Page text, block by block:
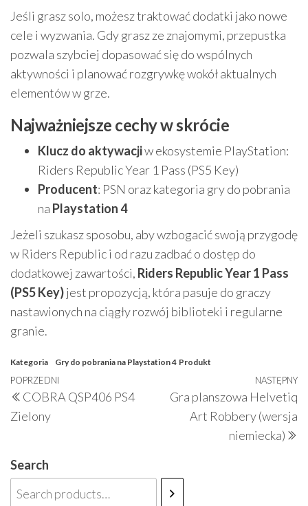
Jeśli grasz solo, możesz traktować dodatki jako nowe
cele i wyzwania. Gdy grasz ze znajomymi, przepustka
pozwala szybciej dopasować się do wspólnych
aktywności i planować rozgrywkę wokół aktualnych
elementów w grze.
Najważniejsze cechy w skrócie
Klucz do aktywacjiw ekosystemie PlayStation:
Riders Republic Year 1 Pass (PS5 Key)
Producent: PSN oraz kategoria gry do pobrania
na Playstation 4
Jeżeli szukasz sposobu, aby wzbogacić swoją przygodę
w Riders Republic i od razu zadbać o dostęp do
dodatkowej zawartości, Riders Republic Year 1 Pass
(PS5 Key)jest propozycją, która pasuje do graczy
nastawionych na ciągły rozwój biblioteki i regularne
granie.
Kategoria Gry do pobrania na Playstation 4 Produkt
Nawigacja
wpisu
Poprzedni
wpis
POPRZEDNI
COBRA QSP406 PS4
Zielony
NASTĘPNY
Gra planszowa Helvetiq
Art Robbery (wersja
niemiecka)
Search